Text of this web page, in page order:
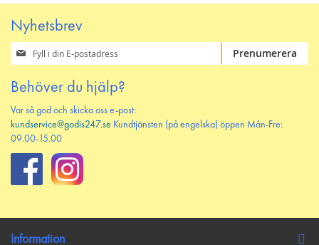
Nyhetsbrev
Prenumerera
på
nyhetsbrev
Prenumerera
Behöver du hjälp?
Var så god och skicka oss e-post:
kundservice@godis247.se Kundtjänsten (på engelska) öppen Mån-Fre:
09.00-15.00
Information